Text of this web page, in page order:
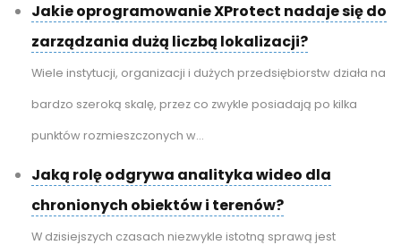
Jakie oprogramowanie XProtect nadaje się do
zarządzania dużą liczbą lokalizacji?
Wiele instytucji, organizacji i dużych przedsiębiorstw działa na
bardzo szeroką skalę, przez co zwykle posiadają po kilka
punktów rozmieszczonych w...
Jaką rolę odgrywa analityka wideo dla
chronionych obiektów i terenów?
W dzisiejszych czasach niezwykle istotną sprawą jest